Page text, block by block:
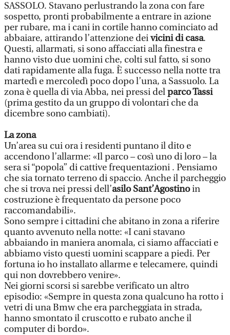
SASSOLO. Stavano perlustrando la zona con fare
sospetto, pronti probabilmente a entrare in azione
per rubare, ma i cani in cortile hanno cominciato ad
abbaiare, attirando l’attenzione deivicini di casa.
Questi, allarmati, si sono affacciati alla finestra e
hanno visto due uomini che, colti sul fatto, si sono
dati rapidamente alla fuga. È successo nella notte tra
martedì e mercoledì poco dopo l’una, a Sassuolo. La
zona è quella di via Abba, nei pressi delparco Tassi
(prima gestito da un gruppo di volontari che da
dicembre sono cambiati).
La zona
Un’area su cui ora i residenti puntano il dito e
accendono l’allarme: «Il parco – così uno di loro – la
sera si “popola” di cattive frequentazioni . Pensiamo
che sia tornato terreno di spaccio. Anche il parcheggio
che si trova nei pressi dell’asilo Sant’Agostinoin
costruzione è frequentato da persone poco
raccomandabili».
Sono sempre i cittadini che abitano in zona a riferire
quanto avvenuto nella notte: «I cani stavano
abbaiando in maniera anomala, ci siamo affacciati e
abbiamo visto questi uomini scappare a piedi. Per
fortuna io ho installato allarme e telecamere, quindi
qui non dovrebbero venire».
Nei giorni scorsi si sarebbe verificato un altro
episodio: «Sempre in questa zona qualcuno ha rotto i
vetri di una Bmw che era parcheggiata in strada,
hanno smontato il cruscotto e rubato anche il
computer di bordo».